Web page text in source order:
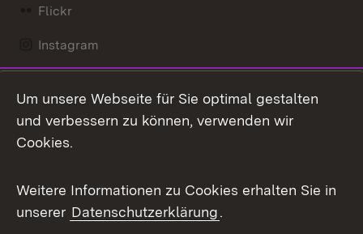
Flickr
Instagram
Mastodon
Messenger
Social Wall
X / Twitter
Um unsere Webseite für Sie optimal gestalten
und verbessern zu können, verwenden wir
Cookies.
Weitere Informationen zu Cookies erhalten Sie in
unserer Datenschutzerklärung.